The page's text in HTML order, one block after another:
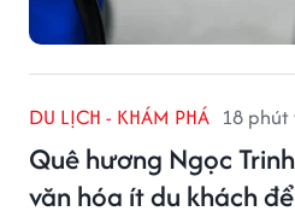
DU LỊCH - KHÁM PHÁ 18
Quê hương Ngọc
văn hóa ít du khách